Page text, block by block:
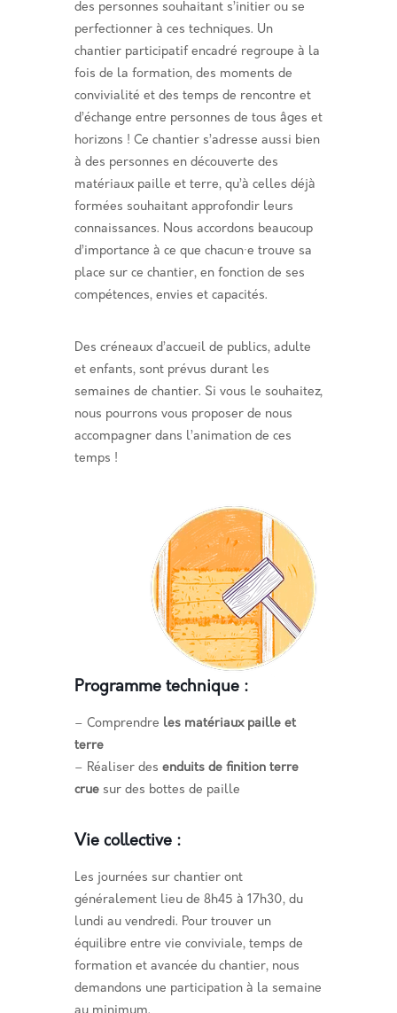
des personnes souhaitant s’initier ou se
perfectionner à ces techniques. Un
chantier participatif encadré regroupe à la
fois de la formation, des moments de
convivialité et des temps de rencontre et
d’échange entre personnes de tous âges et
horizons ! Ce chantier s’adresse aussi bien
à des personnes en découverte des
matériaux paille et terre, qu’à celles déjà
formées souhaitant approfondir leurs
connaissances. Nous accordons beaucoup
d’importance à ce que chacun·e trouve sa
place sur ce chantier, en fonction de ses
compétences, envies et capacités.
Des créneaux d’accueil de publics, adulte
et enfants, sont prévus durant les
semaines de chantier. Si vous le souhaitez,
nous pourrons vous proposer de nous
accompagner dans l’animation de ces
temps !
Programme technique :
– Comprendre les matériaux paille et
terre
– Réaliser des enduits de finition terre
crue sur des bottes de paille
Vie collective :
Les journées sur chantier ont
généralement lieu de 8h45 à 17h30, du
lundi au vendredi. Pour trouver un
équilibre entre vie conviviale, temps de
formation et avancée du chantier, nous
demandons une participation à la semaine